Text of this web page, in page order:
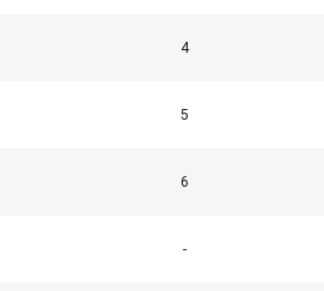
4
5
6
-